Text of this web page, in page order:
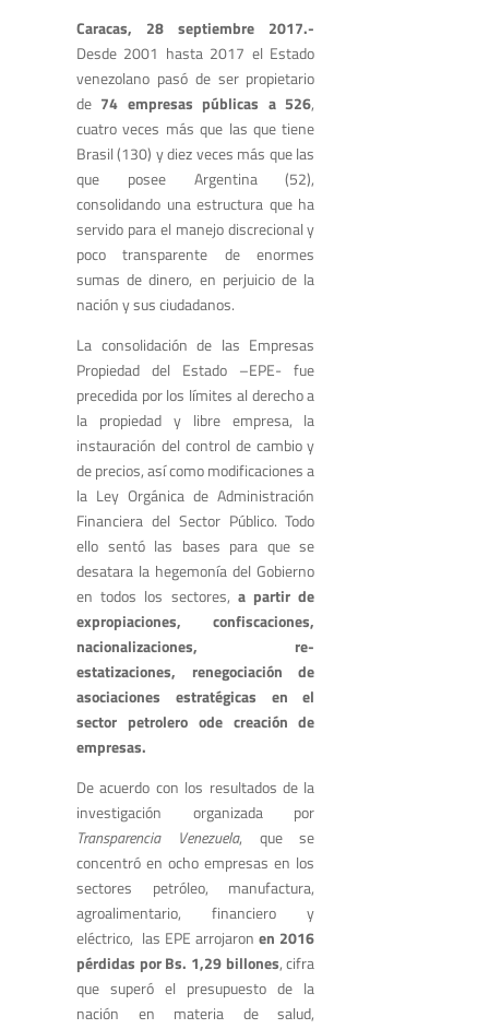
Caracas, 28 septiembre 2017.-
Desde 2001 hasta 2017 el Estado
venezolano pasó de ser propietario
de 74 empresas públicas a 526,
cuatro veces más que las que tiene
Brasil (130) y diez veces más que las
que posee Argentina (52),
consolidando una estructura que ha
servido para el manejo discrecional y
poco transparente de enormes
sumas de dinero, en perjuicio de la
nación y sus ciudadanos.
La consolidación de las Empresas
Propiedad del Estado –EPE- fue
precedida por los límites al derecho a
la propiedad y libre empresa, la
instauración del control de cambio y
de precios, así como modificaciones a
la Ley Orgánica de Administración
Financiera del Sector Público. Todo
ello sentó las bases para que se
desatara la hegemonía del Gobierno
en todos los sectores, a partir de
expropiaciones, confiscaciones,
nacionalizaciones, re-
estatizaciones, renegociación de
asociaciones estratégicas en el
sector petrolero ode creación de
empresas.
De acuerdo con los resultados de la
investigación organizada por
Transparencia Venezuela, que se
concentró en ocho empresas en los
sectores petróleo, manufactura,
agroalimentario, financiero y
eléctrico, las EPE arrojaronen 2016
pérdidas por Bs. 1,29 billones, cifra
que superó el presupuesto de la
nación en materia de salud,